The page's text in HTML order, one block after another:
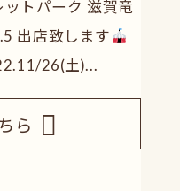
ットパーク 滋賀竜
出店致します
26(土)...
ら